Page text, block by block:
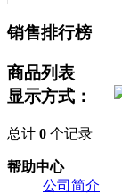
销售排行榜
商品列表
显示方式：
总计 0 个记录
帮助中心
公司简介